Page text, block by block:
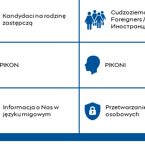
Kandydaci na rodzinę
zastępczą
Foreigners /
PIKON PIKONI
Informacja o Nas w
języku migowym
osobowych